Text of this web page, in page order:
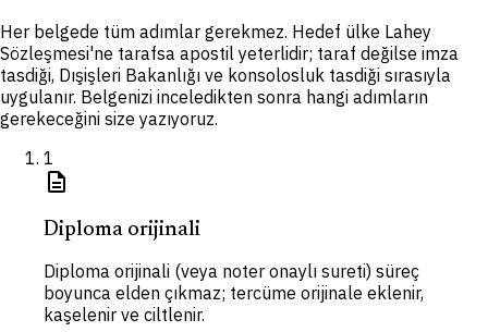
Her belgede tüm adımlar gerekmez. Hedef ülke Lahey
Sözleşmesi'ne tarafsa apostil yeterlidir; taraf değilse imza
tasdiği, Dışişleri Bakanlığı ve konsolosluk tasdiği sırasıyla
uygulanır. Belgenizi inceledikten sonra hangi adımların
gerekeceğini size yazıyoruz.
1
description
Diploma orijinali
Diploma orijinali (veya noter onaylı sureti) süreç
boyunca elden çıkmaz; tercüme orijinale eklenir,
kaşelenir ve ciltlenir.